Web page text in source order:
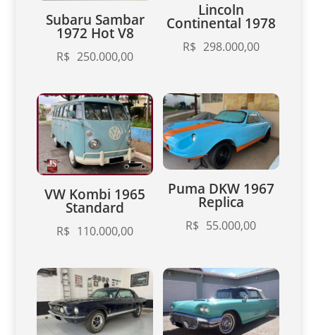
Subaru Sambar
1972 Hot V8
R$ 250.000,00
Lincoln
Continental 1978
R$ 298.000,00
VW Kombi 1965
Standard
R$ 110.000,00
Puma DKW 1967
Replica
R$ 55.000,00